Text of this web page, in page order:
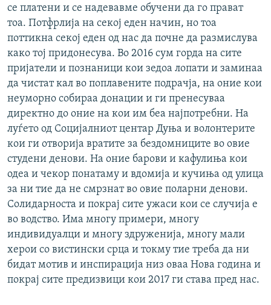
се платени и се надевавме обучени да го прават
тоа. Потфрлија на секој еден начин, но тоа
поттикна секој еден од нас да почне да размислува
како тој придонесува. Во 2016 сум горда на сите
пријатели и познаници кои зедоа лопати и заминаа
да чистат кал во поплавените подрачја, на оние кои
неуморно собираа донации и ги пренесуваа
директно до оние на кои им беа најпотребни. На
луѓето од Социјалниот центар Дуња и волонтерите
кои ги отворија вратите за бездомниците во овие
студени денови. На оние барови и кафулиња кои
одеа и чекор понатаму и вдомија и кучиња од улица
за ни тие да не смрзнат во овие поларни денови.
Солидарноста и покрај сите ужаси кои се случија е
во водство. Има многу примери, многу
индивидуалци и многу здруженија, многу мали
херои со вистински срца и токму тие треба да ни
бидат мотив и инспирација низ оваа Нова година и
покрај сите предизвици кои 2017 ги става пред нас.